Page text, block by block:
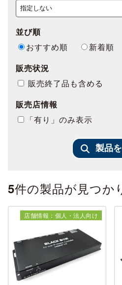
並び順
おすすめ順
新着順
販売状況
販売終了品も含める
販売店情報
「有り」のみ表示
製品
5件の製品が見つか
店舗情報：個人・法人向け